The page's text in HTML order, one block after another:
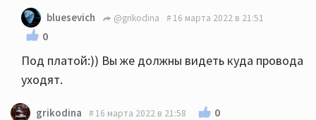
bluesevich @grikodina 16 марта 2022 в 21:51
0
Под платой:)) Вы же должны видеть куда провода
уходят.
grikodina 16 марта 2022 в 21:58 0